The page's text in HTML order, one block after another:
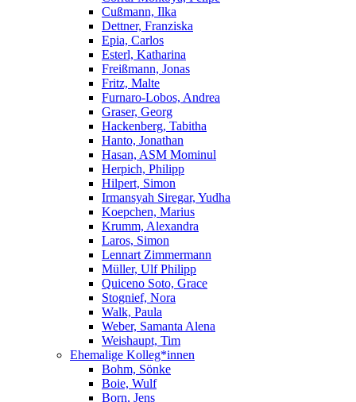
Cußmann, Ilka
Dettner, Franziska
Epia, Carlos
Esterl, Katharina
Freißmann, Jonas
Fritz, Malte
Furnaro-Lobos, Andrea
Graser, Georg
Hackenberg, Tabitha
Hanto, Jonathan
Hasan, ASM Mominul
Herpich, Philipp
Hilpert, Simon
Irmansyah Siregar, Yudha
Koepchen, Marius
Krumm, Alexandra
Laros, Simon
Lennart Zimmermann
Müller, Ulf Philipp
Quiceno Soto, Grace
Stognief, Nora
Walk, Paula
Weber, Samanta Alena
Weishaupt, Tim
Ehemalige Kolleg*innen
Bohm, Sönke
Boie, Wulf
Born, Jens